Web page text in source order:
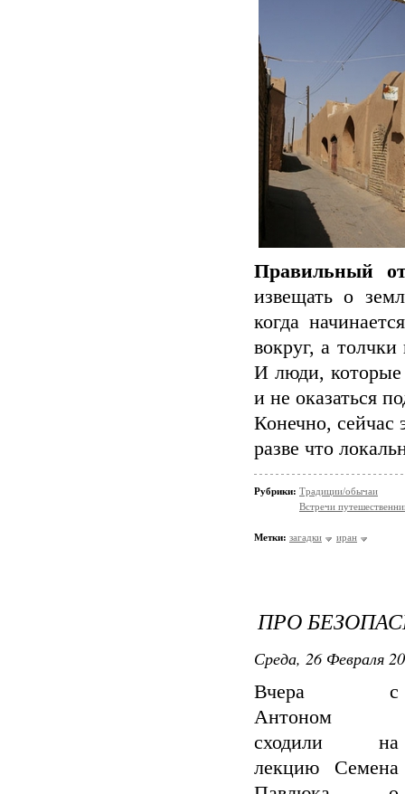
Правильный
извещать о
когда
вокруг, а
И люди, которые
и не оказаться
Конечно, сейчас
разве что
Рубрики: Традиции/обычаи
Встречи
Метки: загадки иран
ПРО
Среда, 26 Февраля
Вчера с
Антоном
сходили на
лекцию Семена